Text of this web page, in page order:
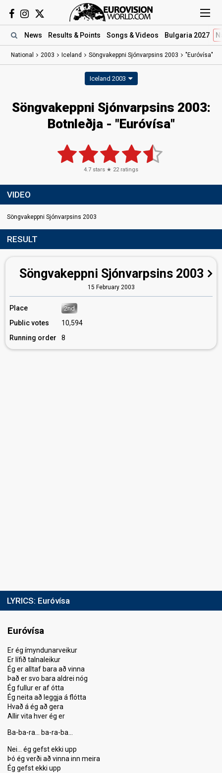
News Results & Points Songs & Videos Bulgaria 2027
National 2003 Iceland Söngvakeppni Sjónvarpsins 2003 "Euróvísa"
Iceland 2003
Söngvakeppni Sjónvarpsins 2003:
Botnleðja - "Euróvísa"
4.7 stars ★ 22ratings
VIDEO
Söngvakeppni Sjónvarpsins 2003
RESULT
Söngvakeppni Sjónvarpsins 2003
15 February 2003
Place 2nd
Public votes
10,594
Running order
8
LYRICS: Euróvísa
Euróvísa
Er ég ímyndunarveikur
Er lífið talnaleikur
Ég er alltaf bara að vinna
Það er svo bara aldrei nóg
Ég fullur er af ótta
Ég neita að leggja á flótta
Hvað á ég að gera
Allir vita hver ég er
Ba-ba-ra… ba-ra-ba…
Nei… ég gefst ekki upp
Þó ég verði að vinna inn meira
Ég gefst ekki upp